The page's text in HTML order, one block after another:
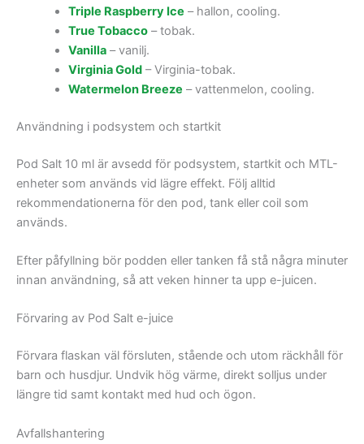
Triple Raspberry Ice – hallon, cooling.
True Tobacco– tobak.
Vanilla– vanilj.
Virginia Gold– Virginia-tobak.
Watermelon Breeze – vattenmelon, cooling.
Användning i podsystem och startkit
Pod Salt 10 ml är avsedd för podsystem, startkit och MTL-
enheter som används vid lägre effekt. Följ alltid
rekommendationerna för den pod, tank eller coil som
används.
Efter påfyllning bör podden eller tanken få stå några minuter
innan användning, så att veken hinner ta upp e-juicen.
Förvaring av Pod Salt e-juice
Förvara flaskan väl försluten, stående och utom räckhåll för
barn och husdjur. Undvik hög värme, direkt solljus under
längre tid samt kontakt med hud och ögon.
Avfallshantering